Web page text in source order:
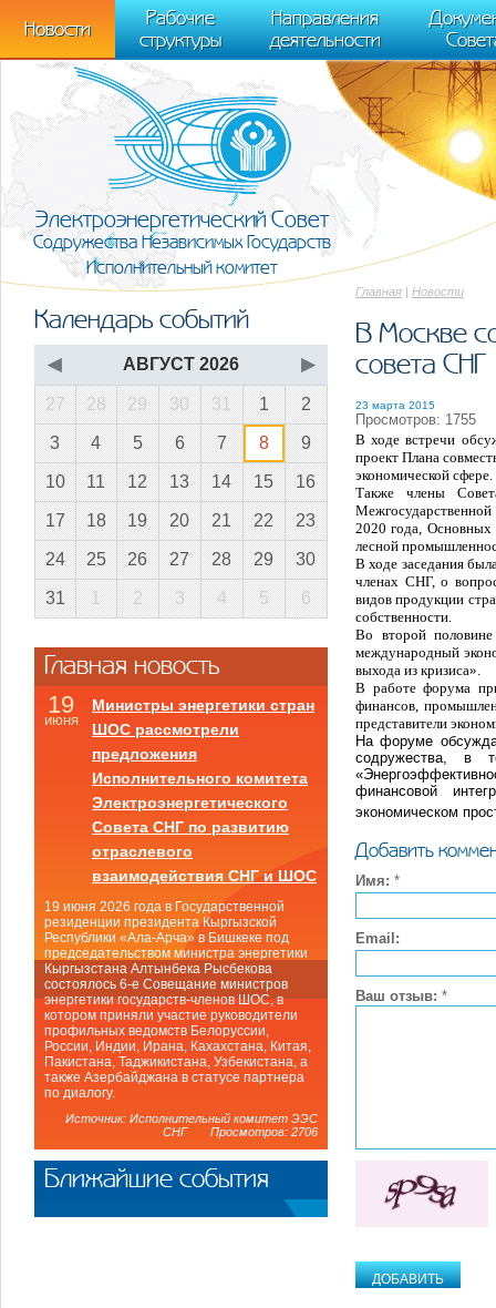
m[i].l=1*new Date(); for (var j = 0; j < document.scripts.length; j++) {if
[0],k.async=1,k.src=r,a.parentNode.insertBefore(k,a)}) (window,
trackLinks:true, accurateTrackBounce:true });
Новости
Рабочие
структуры
Направления
деятельности
Электроэнергетический Совет
Содружества Независимых Государств
Исполнительный комитет
Главная | Новости
В Москве
совета СНГ
23 марта 2015
Просмотров: 1755
В ходе встречи
проект Плана
экономической сфере.
Также члены
2020 года, Основных
лесной
В ходе заседания
членах СНГ, о
видов продукции
собственности.
Во второй
международный
выхода из кризиса».
В работе форума
финансов,
представители
На форуме
содружества, в
финансовой
экономическом
Добавить
Имя: *
Email:
Ваш отзыв: *
Календарь событий
◀ АВГУСТ 2026 ▶
27 28 29 30 31 1 2
3 4 5 6 7 8 9
10 11 12 13 14 15 16
17 18 19 20 21 22 23
24 25 26 27 28 29 30
31 1 2 3 4 5 6
Главная новость
19
июня
Министры энергетики стран
ШОС рассмотрели
предложения
Исполнительного комитета
Электроэнергетического
Совета СНГ по развитию
отраслевого
взаимодействия СНГ и ШОС
19 июня 2026 года в Государственной
резиденции президента Кыргызской
Республики «Ала-Арча» в Бишкеке под
председательством министра энергетики
Кыргызстана Алтынбека Рысбекова
состоялось 6-е Совещание министров
энергетики государств-членов ШОС, в
котором приняли участие руководители
профильных ведомств Белоруссии,
России, Индии, Ирана, Кахахстана, Китая,
Пакистана, Таджикистана, Узбекистана, а
также Азербайджана в статусе партнера
по диалогу.
Источник: Исполнительный комитет ЭЭС
СНГ Просмотров: 2706
Ближайшие события